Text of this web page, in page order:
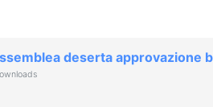
deserta approvazione